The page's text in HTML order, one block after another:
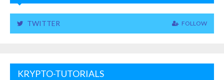
TWITTER FOLLOW
KRYPTO-TUTORIALS